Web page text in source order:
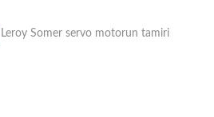
Leroy Somer servo motorun tamiri